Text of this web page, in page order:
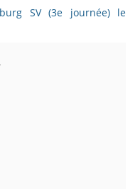
SV (3e journée) le